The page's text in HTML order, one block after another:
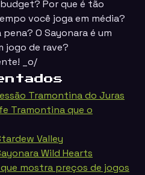
Por que é tão
você joga em média?
O Sayonara é um
jogo de rave?
_o/
Tramontina do Juras
Tramontina que o
Valley
Wild Hearts
que mostra preços de jogos